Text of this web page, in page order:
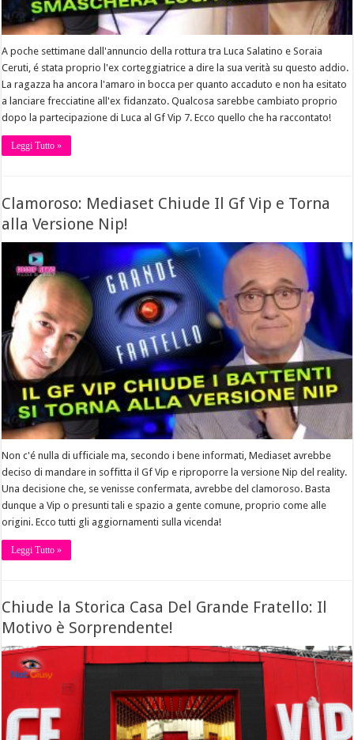
A poche settimane dall'annuncio della rottura tra Luca Salatino e Soraia
Ceruti, é stata proprio l'ex corteggiatrice a dire la sua verità su questo addio.
La ragazza ha ancora l'amaro in bocca per quanto accaduto e non ha esitato
a lanciare frecciatine all'ex fidanzato. Qualcosa sarebbe cambiato proprio
dopo la partecipazione di Luca al Gf Vip 7. Ecco quello che ha raccontato!
Leggi Tutto »
Clamoroso: Mediaset Chiude Il Gf Vip e Torna
alla Versione Nip!
Non c'é nulla di ufficiale ma, secondo i bene informati, Mediaset avrebbe
deciso di mandare in soffitta il Gf Vip e riproporre la versione Nip del reality.
Una decisione che, se venisse confermata, avrebbe del clamoroso. Basta
dunque a Vip o presunti tali e spazio a gente comune, proprio come alle
origini. Ecco tutti gli aggiornamenti sulla vicenda!
Leggi Tutto »
Chiude la Storica Casa Del Grande Fratello: Il
Motivo è Sorprendente!